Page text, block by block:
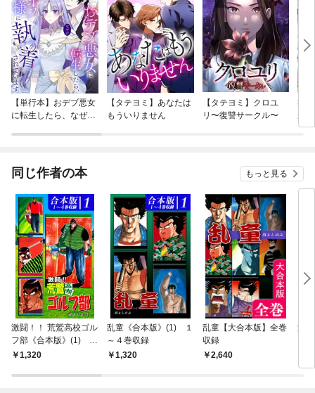
【単行本】おデブ悪女
に転生したら、なぜか
【タテヨミ】あなたは
もういりません
【タテヨミ】クロユ
リ〜復讐サークル〜
病
が
ぎ
同じ作者の本 もっと見る
激闘！！ 荒鷲高校ゴル
フ部《合本版》(1) １
～４巻収録
1,320
乱童《合本版》(1) １
～４巻収録
1,320
乱童【大合本版】全巻
収録
2,640
激